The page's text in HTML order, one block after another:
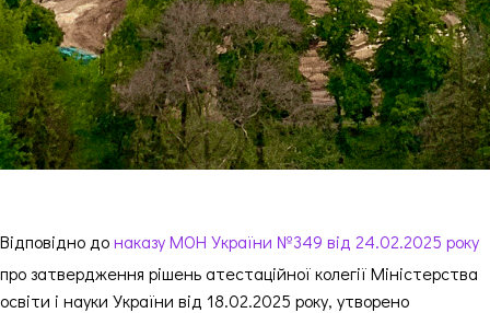
Відповідно донаказу МОН України №349 від 24.02.2025 року
про затвердження рішень атестаційної колегії Міністерства
освіти і науки України від 18.02.2025 року, утворено